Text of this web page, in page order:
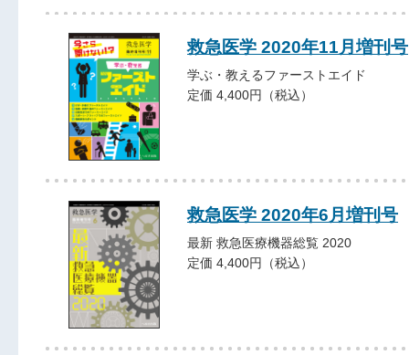
救急医学 2020年11月増刊号
学ぶ・教えるファーストエイド
定価 4,400円（税込）
救急医学 2020年6月増刊号
最新 救急医療機器総覧 2020
定価 4,400円（税込）